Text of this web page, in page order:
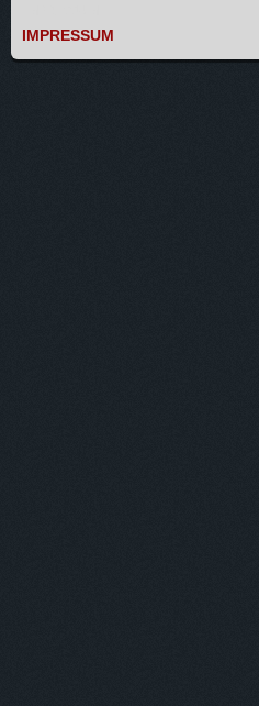
IMPRESSUM